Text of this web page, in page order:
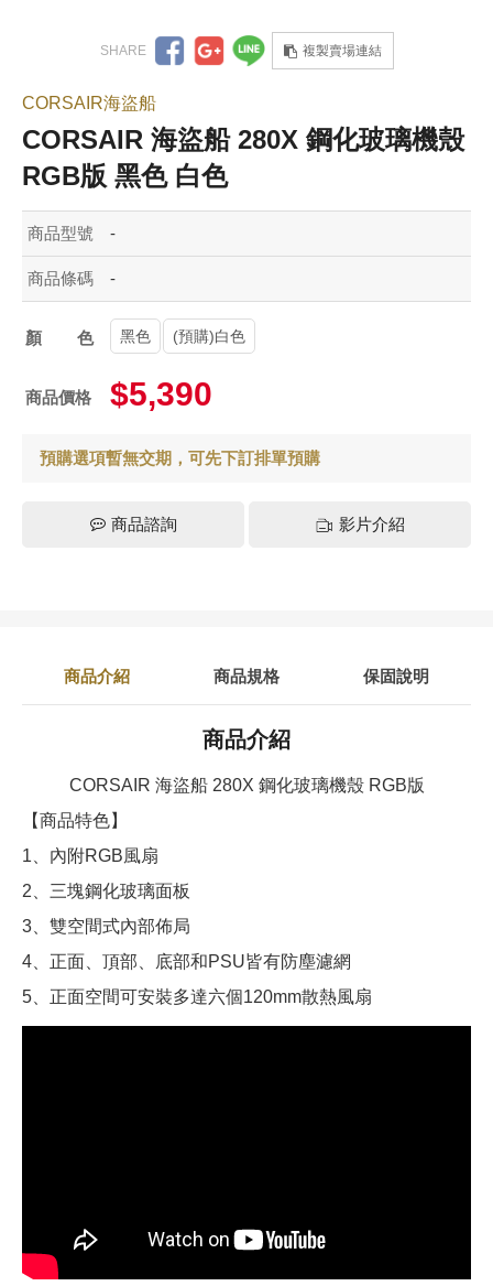
複製賣場連結
CORSAIR海盜船
CORSAIR 海盜船 280X 鋼化玻璃機殼
RGB版 黑色 白色
商品型號 -
商品條碼 -
顏色黑色 (預購)白色
商品價格 $5,390
預購選項暫無交期，可先下訂排單預購
商品諮詢 影片介紹
商品介紹 商品規格 保固說明
商品介紹
CORSAIR 海盜船 280X 鋼化玻璃機殼 RGB版
【商品特色】
1、內附RGB風扇
2、三塊鋼化玻璃面板
3、雙空間式內部佈局
4、正面、頂部、底部和PSU皆有防塵濾網
5、正面空間可安裝多達六個120mm散熱風扇